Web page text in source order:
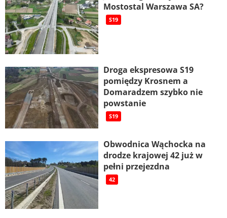
Mostostal Warszawa SA?
S19
Droga ekspresowa S19
pomiędzy Krosnem a
Domaradzem szybko nie
powstanie
S19
Obwodnica Wąchocka na
drodze krajowej 42 już w
pełni przejezdna
42